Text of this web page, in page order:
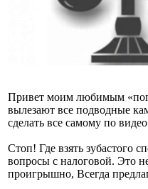
Привет моим любимым
вылезают все подводные
сделать все самому по
Стоп! Где взять зубастого
вопросы с налоговой. Это
проигрышно, Всегда